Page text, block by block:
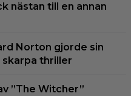
nästan till en annan
Norton gjorde sin
thriller
”The Witcher”